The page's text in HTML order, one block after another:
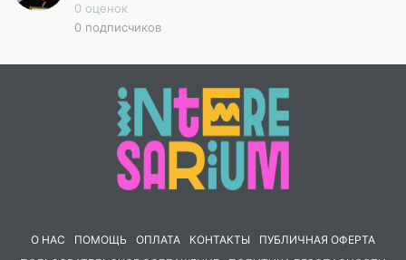
0 оценок
0 подписчиков
О НАС ПОМОЩЬ ОПЛАТА КОНТАКТЫ
ПУБЛИЧНАЯ ОФЕРТА